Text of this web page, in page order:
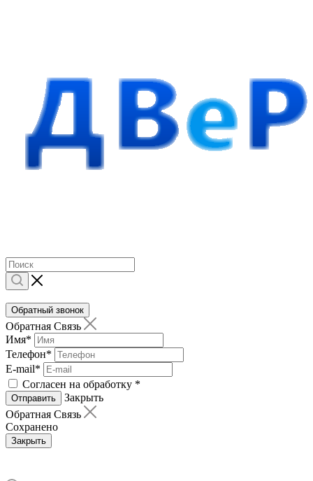
Обратный звонок
Обратная Связь
Имя*
Телефон*
E-mail*
Согласен на обработку *
Отправить
Закрыть
Обратная Связь
Сохранено
Закрыть